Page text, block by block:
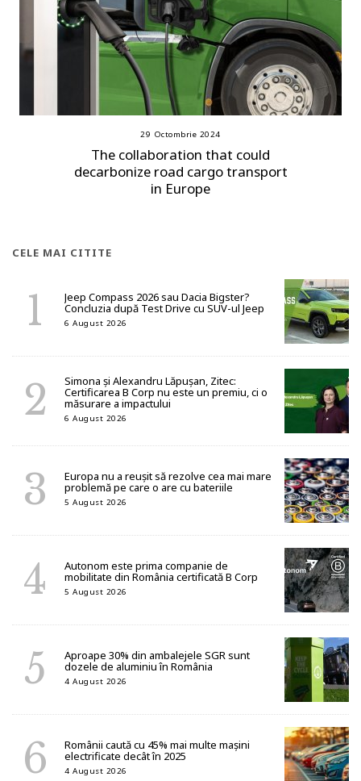
29 Octombrie 2024
The collaboration that could
decarbonize road cargo transport
in Europe
CELE MAI CITITE
Jeep Compass 2026 sau Dacia Bigster?
Concluzia după Test Drive cu SUV-ul Jeep
6 August 2026
Simona și Alexandru Lăpușan, Zitec:
Certificarea B Corp nu este un premiu, ci o
măsurare a impactului
6 August 2026
Europa nu a reușit să rezolve cea mai mare
problemă pe care o are cu bateriile
5 August 2026
Autonom este prima companie de
mobilitate din România certificată B Corp
5 August 2026
Aproape 30% din ambalejele SGR sunt
dozele de aluminiu în România
4 August 2026
Românii caută cu 45% mai multe mașini
electrificate decât în 2025
4 August 2026